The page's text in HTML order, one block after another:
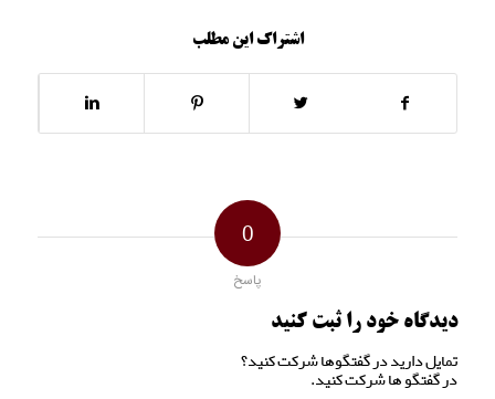
اشتراک این مطلب
0
پاسخ
دیدگاه خود را ثبت کنید
تمایل دارید در گفتگوها شرکت کنید؟
در گفتگو ها شرکت کنید.